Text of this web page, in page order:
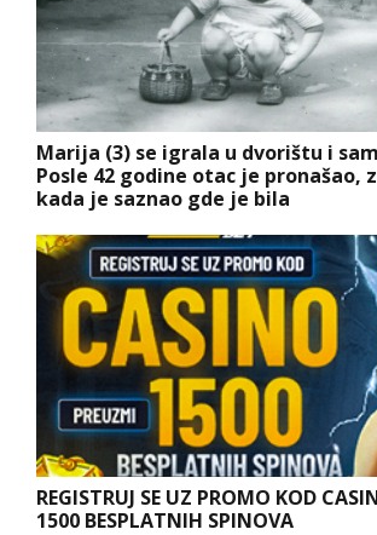
Marija (3) se igrala u dvorištu i
Posle 42 godine otac je pronašao,
kada je saznao gde je bila
REGISTRUJ SE UZ PROMO KOD
1500 BESPLATNIH SPINOVA